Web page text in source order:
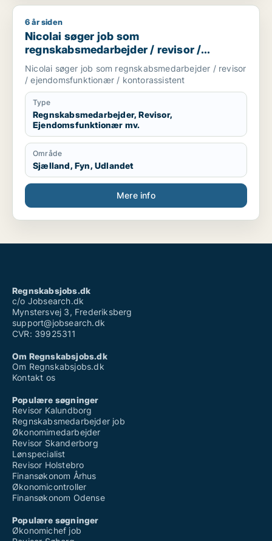
Nicolai søger job som regnskabsmedarbejder / revisor /
6 år siden
Nicolai søger job som
regnskabsmedarbejder / revisor /
ejendomsfunktionær / kontorassistent
Nicolai søger job som regnskabsmedarbejder / revisor
/ ejendomsfunktionær / kontorassistent
Type
Regnskabsmedarbejder, Revisor,
Ejendomsfunktionær mv.
Område
Sjælland, Fyn, Udlandet
Mere info
Regnskabsjobs.dk
c/o Jobsearch.dk
Mynstersvej 3, Frederiksberg
support@jobsearch.dk
CVR: 39925311
Om Regnskabsjobs.dk
Om Regnskabsjobs.dk
Kontakt os
Populære søgninger
Revisor Kalundborg
Regnskabsmedarbejder job
Økonomimedarbejder
Revisor Skanderborg
Lønspecialist
Revisor Holstebro
Finansøkonom Århus
Økonomicontroller
Finansøkonom Odense
Populære søgninger
Økonomichef job